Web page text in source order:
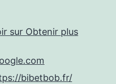
sur Obtenir plus
bibetbob.fr/